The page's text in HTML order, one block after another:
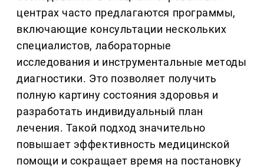
центрах часто предлагаются программы,
включающие консультации нескольких
специалистов, лабораторные
исследования и инструментальные методы
диагностики. Это позволяет получить
полную картину состояния здоровья и
разработать индивидуальный план
лечения. Такой подход значительно
повышает эффективность медицинской
помощи и сокращает время на постановку